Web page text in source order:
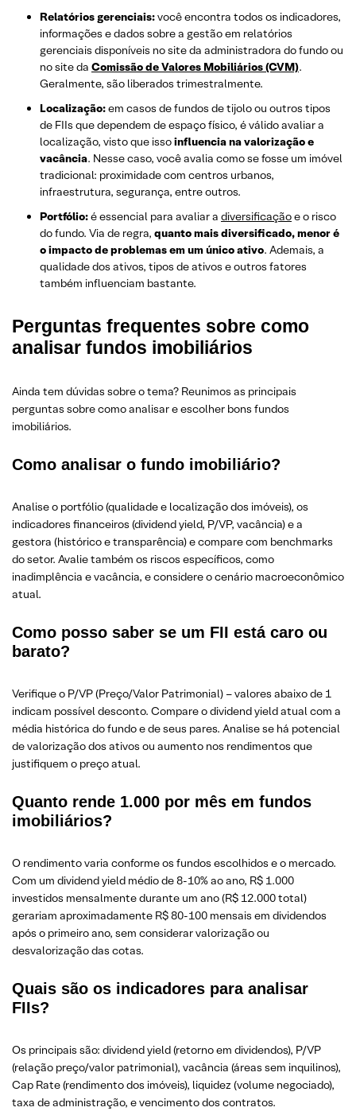
Relatórios gerenciais:você encontra todos os indicadores,
informações e dados sobre a gestão em relatórios
gerenciais disponíveis no site da administradora do fundo ou
no site da Comissão de Valores Mobiliários (CVM).
Geralmente, são liberados trimestralmente.
Localização:em casos de fundos de tijolo ou outros tipos
de FIIs que dependem de espaço físico, é válido avaliar a
localização, visto que issoinfluencia na valorização e
vacância. Nesse caso, você avalia como se fosse um imóvel
tradicional: proximidade com centros urbanos,
infraestrutura, segurança, entre outros.
Portfólio:é essencial para avaliar a diversificaçãoe o risco
do fundo. Via de regra, quanto mais diversificado, menor é
o impacto de problemas em um único ativo. Ademais, a
qualidade dos ativos, tipos de ativos e outros fatores
também influenciam bastante.
Perguntas frequentes sobre como
analisar fundos imobiliários
Ainda tem dúvidas sobre o tema? Reunimos as principais
perguntas sobre como analisar e escolher bons fundos
imobiliários.
Como analisar o fundo imobiliário?
Analise o portfólio (qualidade e localização dos imóveis), os
indicadores financeiros (dividend yield, P/VP, vacância) e a
gestora (histórico e transparência) e compare com benchmarks
do setor. Avalie também os riscos específicos, como
inadimplência e vacância, e considere o cenário macroeconômico
atual.
Como posso saber se um FII está caro ou
barato?
Verifique o P/VP (Preço/Valor Patrimonial) – valores abaixo de 1
indicam possível desconto. Compare o dividend yield atual com a
média histórica do fundo e de seus pares. Analise se há potencial
de valorização dos ativos ou aumento nos rendimentos que
justifiquem o preço atual.
Quanto rende 1.000 por mês em fundos
imobiliários?
O rendimento varia conforme os fundos escolhidos e o mercado.
Com um dividend yield médio de 8-10% ao ano, R$ 1.000
investidos mensalmente durante um ano (R$ 12.000 total)
gerariam aproximadamente R$ 80-100 mensais em dividendos
após o primeiro ano, sem considerar valorização ou
desvalorização das cotas.
Quais são os indicadores para analisar
FIIs?
Os principais são: dividend yield (retorno em dividendos), P/VP
(relação preço/valor patrimonial), vacância (áreas sem inquilinos),
Cap Rate (rendimento dos imóveis), liquidez (volume negociado),
taxa de administração, e vencimento dos contratos.